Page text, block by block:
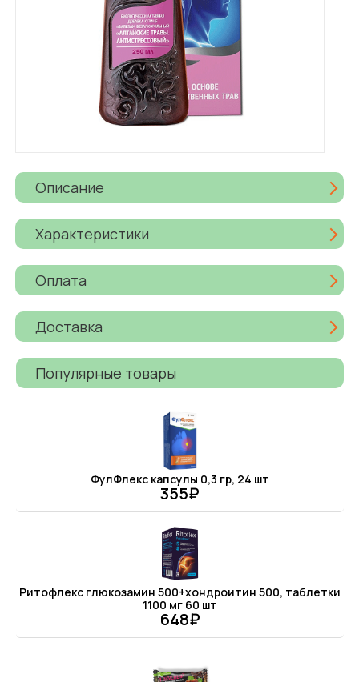
Описание
Характеристики
Оплата
Доставка
Популярные товары
ФулФлекс капсулы 0,3 гр, 24 шт
355₽
Ритофлекс глюкозамин 500+хондроитин 500, таблетки
1100 мг 60 шт
648₽